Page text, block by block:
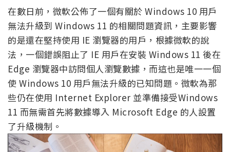
在數日前，微軟公佈了一個有關於 Windows 10 用戶
無法升級到 Windows 11 的相關問題資訊，主要影響
的是還在堅持使用 IE 瀏覽器的用戶，根據微軟的說
法，一個錯誤阻止了 IE 用戶在安裝 Windows 11 後在
Edge 瀏覽器中訪問個人瀏覽數據，而這也是唯一一個
使 Windows 10 用戶無法升級的已知問題。微軟為那
些仍在使用 Internet Explorer 並準備接受Windows
11 而無需首先將數據導入 Microsoft Edge 的人設置
了升級機制。